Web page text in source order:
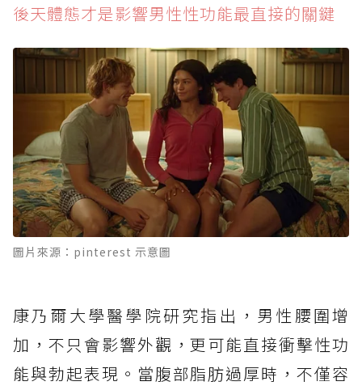
後天體態才是影響男性性功能最直接的關鍵
圖片來源：pinterest 示意圖
康乃爾大學醫學院研究指出，男性腰圍增
加，不只會影響外觀，更可能直接衝擊性功
能與勃起表現。當腹部脂肪過厚時，不僅容